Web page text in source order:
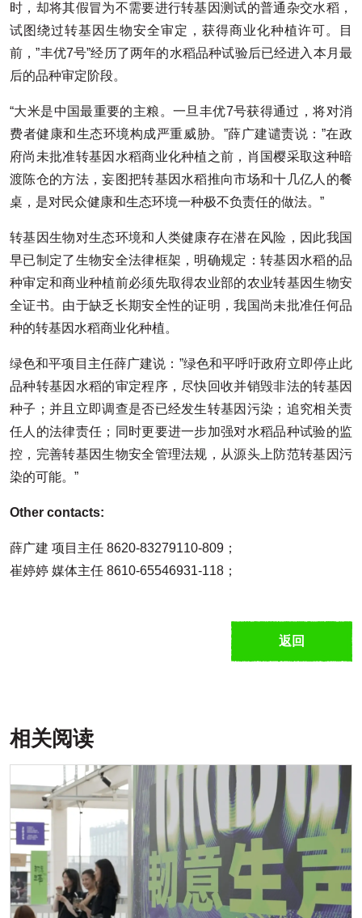
时，却将其假冒为不需要进行转基因测试的普通杂交水稻，
试图绕过转基因生物安全审定，获得商业化种植许可。目
前，”丰优7号”经历了两年的水稻品种试验后已经进入本月最
后的品种审定阶段。
“大米是中国最重要的主粮。一旦丰优7号获得通过，将对消
费者健康和生态环境构成严重威胁。”薛广建谴责说：”在政
府尚未批准转基因水稻商业化种植之前，肖国樱采取这种暗
渡陈仓的方法，妄图把转基因水稻推向市场和十几亿人的餐
桌，是对民众健康和生态环境一种极不负责任的做法。”
转基因生物对生态环境和人类健康存在潜在风险，因此我国
早已制定了生物安全法律框架，明确规定：转基因水稻的品
种审定和商业种植前必须先取得农业部的农业转基因生物安
全证书。由于缺乏长期安全性的证明，我国尚未批准任何品
种的转基因水稻商业化种植。
绿色和平项目主任薛广建说：”绿色和平呼吁政府立即停止此
品种转基因水稻的审定程序，尽快回收并销毁非法的转基因
种子；并且立即调查是否已经发生转基因污染；追究相关责
任人的法律责任；同时更要进一步加强对水稻品种试验的监
控，完善转基因生物安全管理法规，从源头上防范转基因污
染的可能。”
Other contacts:
薛广建 项目主任 8620-83279110-809；
崔婷婷 媒体主任 8610-65546931-118；
返回
相关阅读